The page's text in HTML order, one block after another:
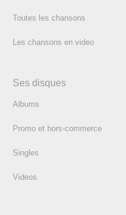
Toutes les chansons
Les chansons en video
Ses disques
Albums
Promo et hors-commerce
Singles
Videos